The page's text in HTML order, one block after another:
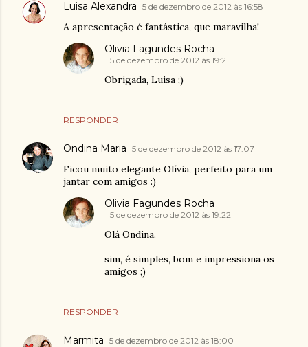
Luisa Alexandra 5 de dezembro de 2012 às 16:58
A apresentação é fantástica, que maravilha!
RESPONDER
Olivia Fagundes Rocha
5 de dezembro de 2012 às 19:21
Obrigada, Luisa ;)
Ondina Maria 5 de dezembro de 2012 às 17:07
Ficou muito elegante Olívia, perfeito para um
jantar com amigos :)
RESPONDER
Olivia Fagundes Rocha
5 de dezembro de 2012 às 19:22
Olá Ondina.
sim, é simples, bom e impressiona os
amigos ;)
Marmita 5 de dezembro de 2012 às 18:00